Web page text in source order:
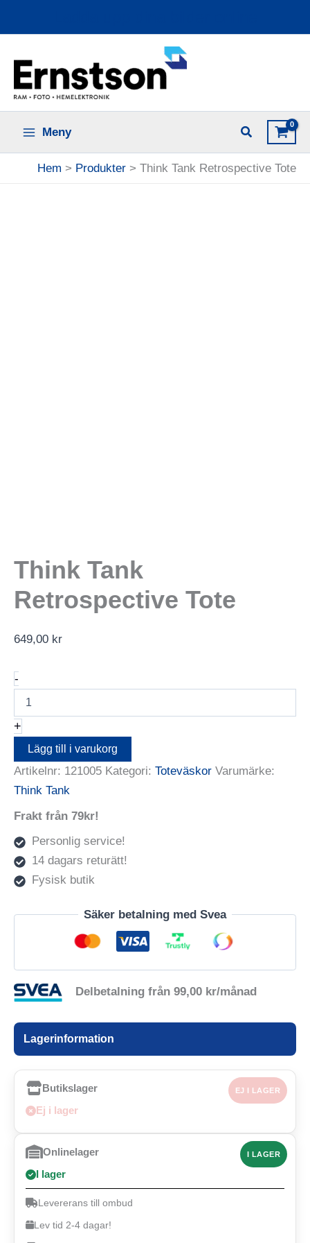
Meny
Hem Produkter Think Tank Retrospective Tote
Think Tank
Retrospective Tote
649,00 kr
-Think
Tank
Retrospective
Tote
mängd
+
Lägg till i varukorg
Artikelnr: 121005 Kategori: Toteväskor Varumärke:
Think Tank
Frakt från 79kr!
Personlig service!
14 dagars returätt!
Fysisk butik
Säker betalning med Svea
Delbetalning från 99,00 kr/månad
Lagerinformation
Butikslager EJ I LAGER
Ej i lager
Onlinelager I LAGER
I lager
Levererans till ombud
Lev tid 2-4 dagar!